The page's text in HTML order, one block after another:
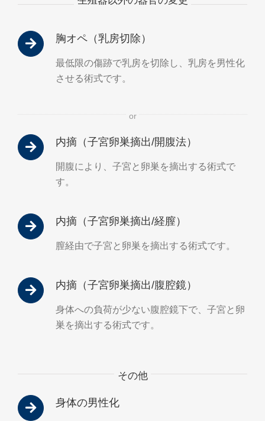
胸オペ（乳房切除）
最低限の傷跡で乳房を切除し、乳房を男性化
させる術式です。
or
内摘（子宮卵巣摘出/開腹法）
開腹により、子宮と卵巣を摘出する術式で
す。
内摘（子宮卵巣摘出/経膣）
膣経由で子宮と卵巣を摘出する術式です。
内摘（子宮卵巣摘出/腹腔鏡）
身体への負荷が少ない腹腔鏡下で、子宮と卵
巣を摘出する術式です。
その他
身体の男性化